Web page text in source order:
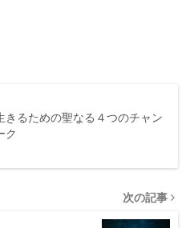
きるための聖なる４つのチャン
ク
次の記事